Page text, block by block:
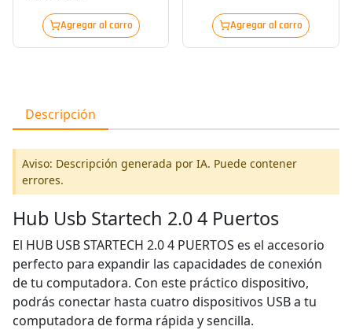
Agregar al carro Agregar al carro
Descripción
Aviso: Descripción generada por IA. Puede contener
errores.
Hub Usb Startech 2.0 4 Puertos
El HUB USB STARTECH 2.0 4 PUERTOS es el accesorio
perfecto para expandir las capacidades de conexión
de tu computadora. Con este práctico dispositivo,
podrás conectar hasta cuatro dispositivos USB a tu
computadora de forma rápida y sencilla.